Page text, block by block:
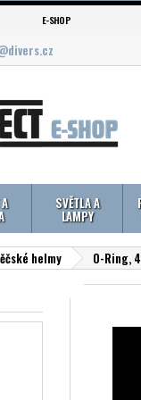
E-SHOP
SVĚTLA A
LAMPY
helmy O-Ring,